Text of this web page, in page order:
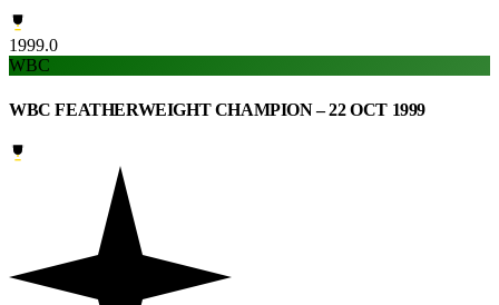
1999.0
WBC
WBC FEATHERWEIGHT CHAMPION – 22 OCT 1999